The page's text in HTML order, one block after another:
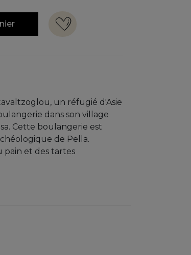
un réfugié d'Asie
dans son village
Cette boulangerie est
de Pella.
pain et des tartes